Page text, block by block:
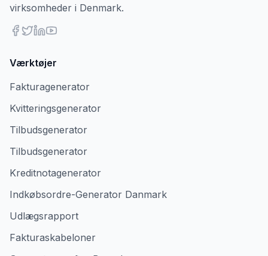
virksomheder i Denmark.
Værktøjer
Fakturagenerator
Kvitteringsgenerator
Tilbudsgenerator
Tilbudsgenerator
Kreditnotagenerator
Indkøbsordre-Generator Danmark
Udlægsrapport
Fakturaskabeloner